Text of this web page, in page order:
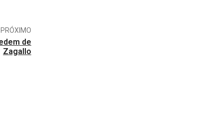
PRÓXIMO
de
Zagallo